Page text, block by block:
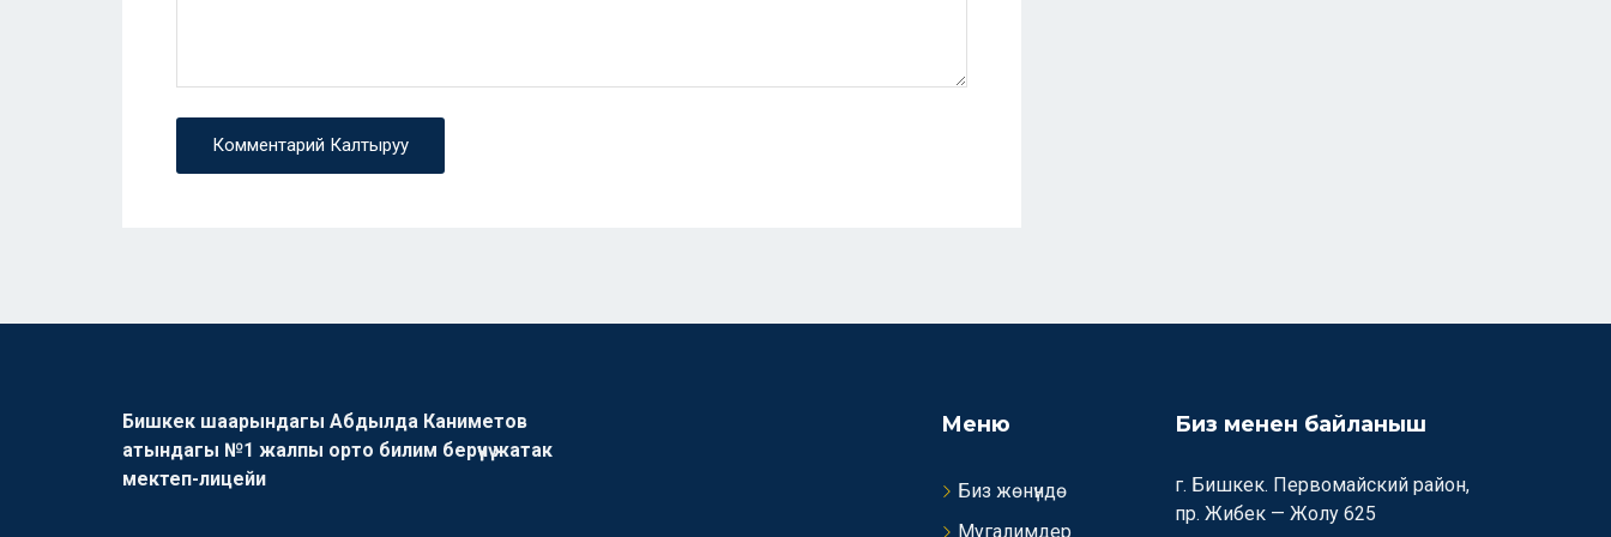
Комментарий Калтыруу
Бишкек шаарындагы Абдылда Каниметов
атындагы №1 жалпы орто билим берүүчү жатак
мектеп-лицейи
Меню
Биз жөнүндө
Мугалимдер
Биз менен байланыш
г. Бишкек. Первомайский район,
пр. Жибек — Жолу 625